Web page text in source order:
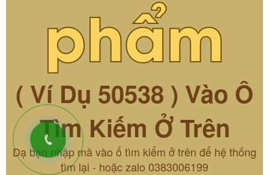
phẩm
( Ví Dụ 50538 ) Vào Ô
Tìm Kiếm Ở Trên
Dạ bạn nhập mã vào ổ tìm kiểm ở trên để hệ thống
tìm lại - hoặc zalo 0383006199